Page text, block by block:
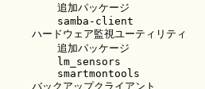
        追加パッケージ
samba-client
ハードウェア監視ユーティリティ
        追加パッケージ
lm_sensors
smartmontools
バックアップクライアント